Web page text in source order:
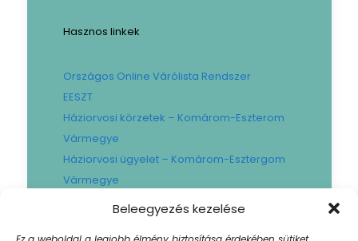
Beleegyezés kezelése
Hasznos linkek
Országos Online Várólista Rendszer
EESZT
Háziorvosi körzetek – Komárom-Eszterom
Vármegye
Háziorvosi ügyelet – Komárom-Esztergom
Vármegye
Gyógyszertári ügyelet – Komárom-